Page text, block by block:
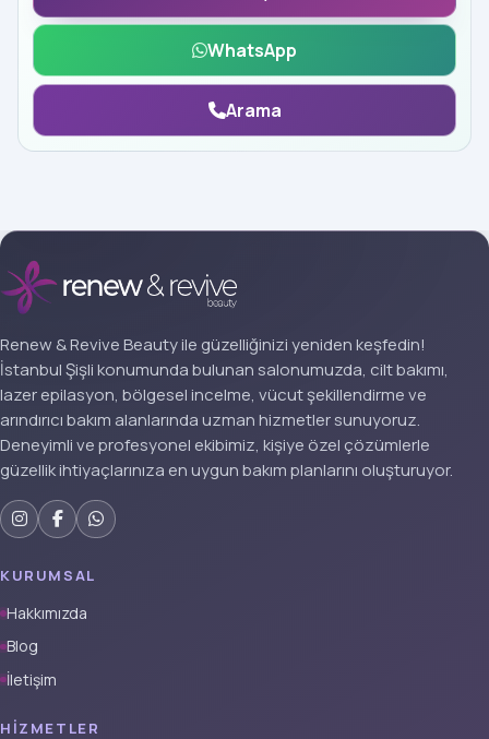
WhatsApp
Arama
Renew & Revive Beauty ile güzelliğinizi yeniden keşfedin!
İstanbul Şişli konumunda bulunan salonumuzda, cilt bakımı,
lazer epilasyon, bölgesel incelme, vücut şekillendirme ve
arındırıcı bakım alanlarında uzman hizmetler sunuyoruz.
Deneyimli ve profesyonel ekibimiz, kişiye özel çözümlerle
güzellik ihtiyaçlarınıza en uygun bakım planlarını oluşturuyor.
KURUMSAL
Hakkımızda
Blog
İletişim
HIZMETLER